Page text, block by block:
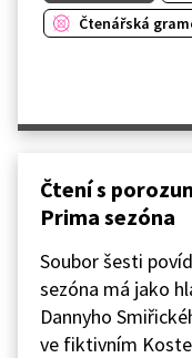
Čtenářská
Čtení s
Prima sezóna
Soubor šesti
sezóna má jako
Dannyho
ve fiktivním